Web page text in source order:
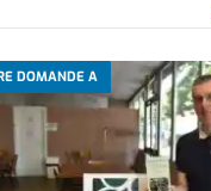
DOMANDE A